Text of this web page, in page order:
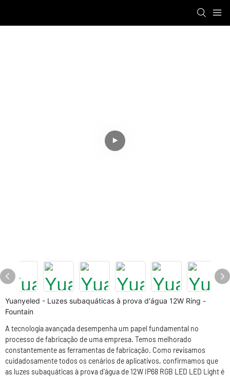
Yuanyeled - Luzes subaquáticas à prova d'água 12W Ring -
Fountain
A tecnologia avançada desempenha um papel fundamental no
processo de fabricação de uma empresa. Temos melhorado
constantemente as ferramentas de fabricação. Como revisamos
cuidadosamente todos os cenários de aplicativos, confirmamos que
as luzes subaquáticas à prova d'água de 12W IP68 RGB LED LED Light é